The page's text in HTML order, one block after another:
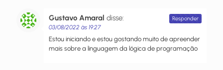
Gustavo Amaral disse:
03/08/2022 às 19:27
Estou iniciando e estou gostando muito de apreender
mais sobre a linguagem da lógica de programação
Responder